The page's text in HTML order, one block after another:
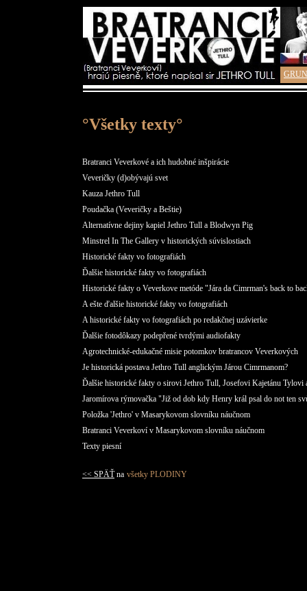
°Všetky texty°
Bratranci Veverkové a ich hudobné inšpirácie
Veveričky (d)obývajú svet
Kauza Jethro Tull
Poudačka (Veveričky a Beštie)
Alternatívne dejiny kapiel Jethro Tull a Blodwyn Pig
Minstrel In The Gallery v historických súvislostiach
Historické fakty vo fotografiách
Ďalšie historické fakty vo fotografiách
Historické fakty o Veverkove metóde "Jára da Cimrman's back to
A ešte ďalšie historické fakty vo fotografiách
A historické fakty vo fotografiách po redakčnej uzávierke
Ďalšie fotodôkazy podepřené tvrdými audiofakty
Agrotechnické-edukačné misie potomkov bratrancov Veverkových
Je historická postava Jethro Tull anglickým Járou Cimrmanom?
Ďalšie historické fakty o sirovi Jethro Tull, Josefovi Kajetánu Tylovi
Jaromírova rýmovačka "Již od dob kdy Henry král psal do not ten
Položka 'Jethro' v Masarykovom slovníku náučnom
Bratranci Veverkoví v Masarykovom slovníku náučnom
Texty piesní
<< SPÄŤna všetky PLODINY